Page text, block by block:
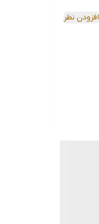
افزودن نظر